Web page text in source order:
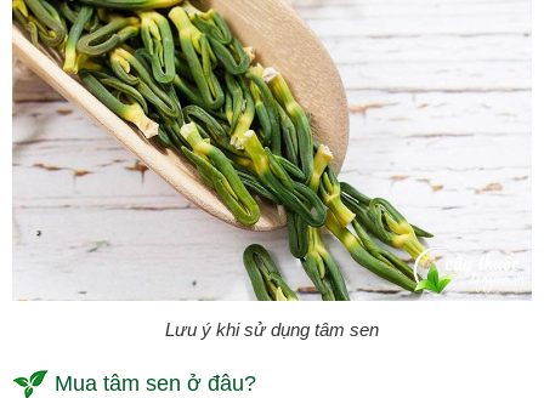
Lưu ý khi sử dụng tâm sen
Mua tâm sen ở đâu?